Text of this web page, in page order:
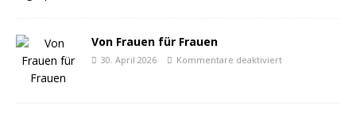
Von Frauen für Frauen
30. April 2026 Kommentare deaktiviert